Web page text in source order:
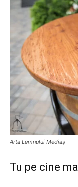
Arta Lemnului Mediaș
Tu pe cine